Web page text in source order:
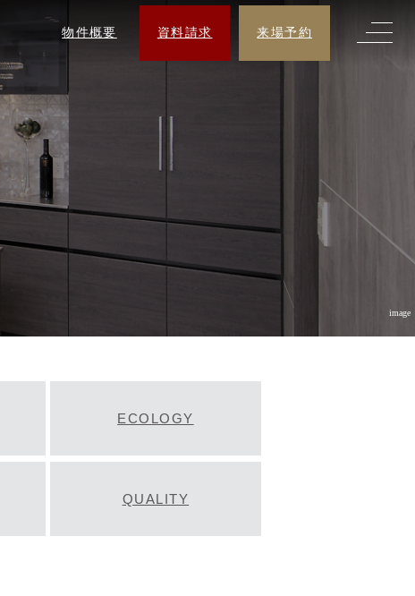
物件概要 資料請求 来場予約
image
ECOLOGY
QUALITY